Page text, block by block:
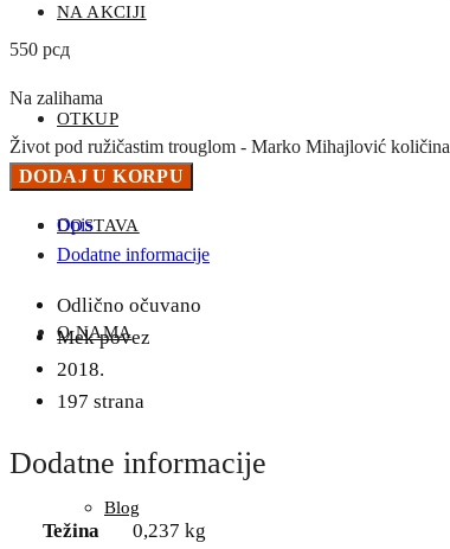
NA AKCIJI
OTKUP
DOSTAVA
O NAMA
Blog
550 рсд
Na zalihama
Život pod ružičastim trouglom - Marko Mihajlović količina
DODAJ U KORPU
Opis
Dodatne informacije
Odlično očuvano
Mek povez
2018.
197 strana
Dodatne informacije
Težina 0,237 kg